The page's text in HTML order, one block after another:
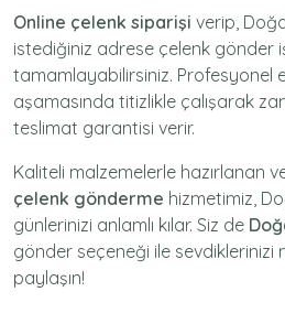
Online çelenk siparişi verip,
istediğiniz adrese çelenk gönder
tamamlayabilirsiniz. Profesyonel
aşamasında titizlikle çalışarak
teslimat garantisi verir.
Kaliteli malzemelerle hazırlanan
çelenk gönderme hizmetimiz,
günlerinizi anlamlı kılar. Siz de
gönder seçeneği ile sevdiklerinizi
paylaşın!